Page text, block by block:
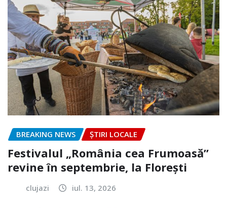
BREAKING NEWS ȘTIRI LOCALE
Festivalul „România cea Frumoasă”
revine în septembrie, la Florești
clujazi iul. 13, 2026